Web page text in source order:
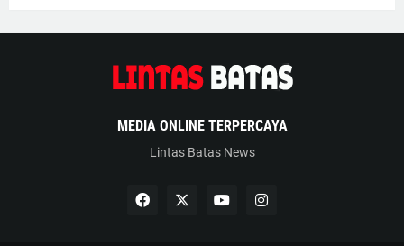
MEDIA ONLINE TERPERCAYA
Lintas Batas News